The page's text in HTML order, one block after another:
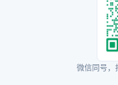
微信同号，